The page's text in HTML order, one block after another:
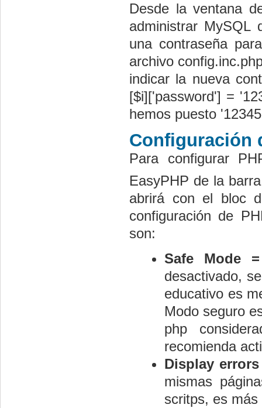
Desde la ventana
administrar MySQL
una contraseña
archivo
indicar la nueva
[$i]['password'] =
hemos puesto
Configuración
Para configurar
EasyPHP de la
abrirá con el bloc
configuración de
son:
Safe Mode
desactivado,
educativo es
Modo seguro
php
recomienda
Display
mismas
scritps, es